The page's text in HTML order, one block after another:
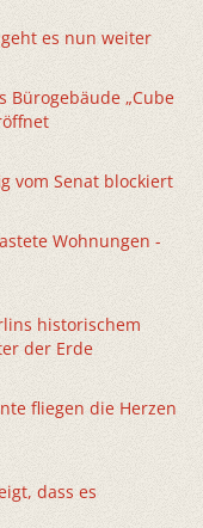
es nun weiter
Bürogebäude „Cube
vom Senat blockiert
Wohnungen -
historischem
der Erde
fliegen die Herzen
dass es